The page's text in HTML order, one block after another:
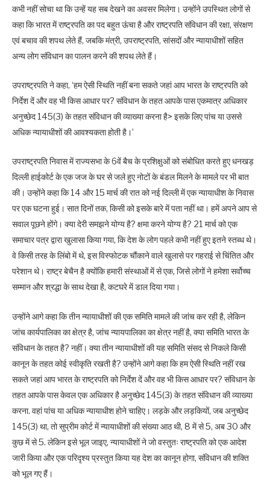
कभी नहीं सोचा था कि उन्हें यह सब देखने का अवसर मिलेगा। उन्होंने उपस्थित लोगों से
कहा कि भारत में राष्ट्रपति का पद बहुत ऊंचा है और राष्ट्रपति संविधान की रक्षा, संरक्षण
एवं बचाव की शपथ लेते हैं, जबकि मंत्री, उपराष्ट्रपति, सांसदों और न्यायाधीशों सहित
अन्य लोग संविधान का पालन करने की शपथ लेते हैं।
उपराष्ट्रपति ने कहा, ‘हम ऐसी स्थिति नहीं बना सकते जहां आप भारत के राष्ट्रपति को
निर्देश दें और वह भी किस आधार पर? संविधान के तहत आपके पास एकमात्र अधिकार
अनुच्छेद 145(3) के तहत संविधान की व्याख्या करना है> इसके लिए पांच या उससे
अधिक न्यायाधीशों की आवश्यकता होती है।’
उपराष्ट्रपति निवास में राज्यसभा के 6वें बैच के प्रशिक्षुओं को संबोधित करते हुए धनखड़
दिल्ली हाईकोर्ट के एक जज के घर से जले हुए नोटों के बंडल मिलने के मामले पर भी बात
की। उन्होंने कहा कि 14 और 15 मार्च की रात को नई दिल्ली में एक न्यायाधीश के निवास
पर एक घटना हुई। सात दिनों तक, किसी को इसके बारे में पता नहीं था। हमें अपने आप से
सवाल पूछने होंगे। क्या देरी समझने योग्य है? क्षमा करने योग्य है? 21 मार्च को एक
समाचार पत्र द्वारा खुलासा किया गया, कि देश के लोग पहले कभी नहीं हुए इतने स्तब्ध थे।
वे किसी तरह के लिंबो में थे, इस विस्फोटक चौंकाने वाले खुलासे पर गहराई से चिंतित और
परेशान थे। राष्ट्र बेचैन है क्योंकि हमारी संस्थाओं में से एक, जिसे लोगों ने हमेशा सर्वोच्च
सम्मान और श्रद्धा के साथ देखा है, कटघरे में डाल दिया गया।
उन्होंने आगे कहा कि तीन न्यायाधीशों की एक समिति मामले की जांच कर रही है, लेकिन
जांच कार्यपालिका का क्षेत्र है, जांच न्यायपालिका का क्षेत्र नहीं है, क्या समिति भारत के
संविधान के तहत है? नहीं। क्या तीन न्यायाधीशों की यह समिति संसद से निकले किसी
कानून के तहत कोई स्वीकृति रखती है? उन्होंने आगे कहा कि हम ऐसी स्थिति नहीं रख
सकते जहां आप भारत के राष्ट्रपति को निर्देश दें और वह भी किस आधार पर? संविधान के
तहत आपके पास केवल एक अधिकार है अनुच्छेद 145(3) के तहत संविधान की व्याख्या
करना. वहां पांच या अधिक न्यायाधीश होने चाहिए। लड़के और लड़कियों, जब अनुच्छेद
145(3) था, तो सुप्रीम कोर्ट में न्यायाधीशों की संख्या आठ थी, 8 में से 5, अब 30 और
कुछ में से 5. लेकिन इसे भूल जाइए, न्यायाधीशों ने जो वस्तुतः राष्ट्रपति को एक आदेश
जारी किया और एक परिदृश्य प्रस्तुत किया यह देश का कानून होगा, संविधान की शक्ति
को भूल गए हैं।